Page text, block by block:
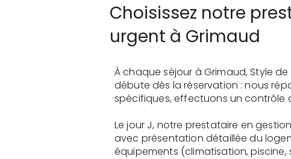
Choisissez notre
urgent à Grimaud
À chaque séjour à Grimaud, Style
débute dès la réservation : nous
spécifiques, effectuons un contrôle
Le jour J, notre prestataire en
avec présentation détaillée du
équipements (climatisation, piscine,